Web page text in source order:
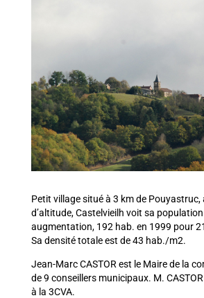
Petit village situé à 3 km de Pouyastruc,
d’altitude, Castelvieilh voit sa population
augmentation, 192 hab. en 1999 pour
Sa densité totale est de 43 hab./m2.
Jean-Marc CASTOR est le Maire de la
de 9 conseillers municipaux. M.
à la 3CVA.